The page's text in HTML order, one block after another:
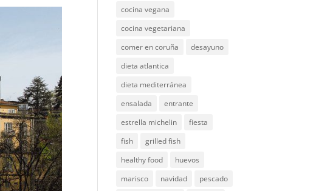
cocina vegana
cocina vegetariana
comer en coruña
desayuno
dieta atlantica
dieta mediterránea
ensalada
entrante
estrella michelin
fiesta
fish
grilled fish
healthy food
huevos
marisco
navidad
pescado